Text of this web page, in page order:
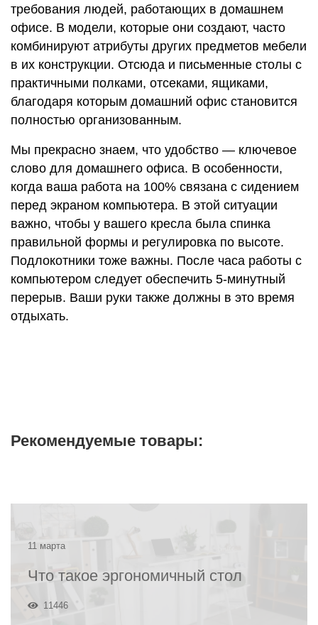
требования людей, работающих в домашнем
офисе. В модели, которые они создают, часто
комбинируют атрибуты других предметов мебели
в их конструкции. Отсюда и письменные столы с
практичными полками, отсеками, ящиками,
благодаря которым домашний офис становится
полностью организованным.
Мы прекрасно знаем, что удобство — ключевое
слово для домашнего офиса. В особенности,
когда ваша работа на 100% связана с сидением
перед экраном компьютера. В этой ситуации
важно, чтобы у вашего кресла была спинка
правильной формы и регулировка по высоте.
Подлокотники тоже важны. После часа работы с
компьютером следует обеспечить 5-минутный
перерыв. Ваши руки также должны в это время
отдыхать.
Рекомендуемые товары:
11 марта
Что такое эргономичный стол
11446